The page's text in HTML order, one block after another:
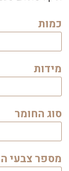
כמות
מידות
סוג החומר
מספר צבעי